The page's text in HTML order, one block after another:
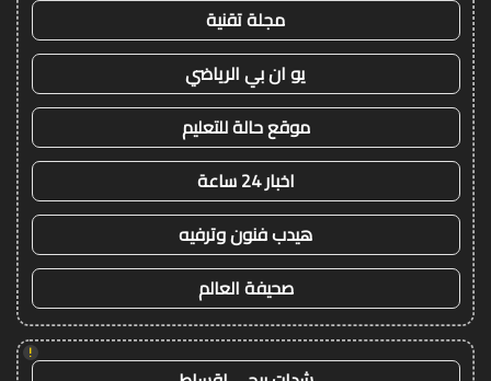
مجلة تقنية
يو ان بي الرياضي
موقع حالة للتعليم
اخبار 24 ساعة
هيدب فنون وترفيه
صحيفة العالم
!